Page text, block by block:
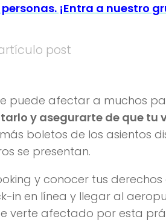
¡Entra a nuestro
post
puede afectar a muchos
y asegurarte de que tu
boletos de los asientos
se presentan.
y conocer tus
in en línea y llegar al
verte afectado por esta